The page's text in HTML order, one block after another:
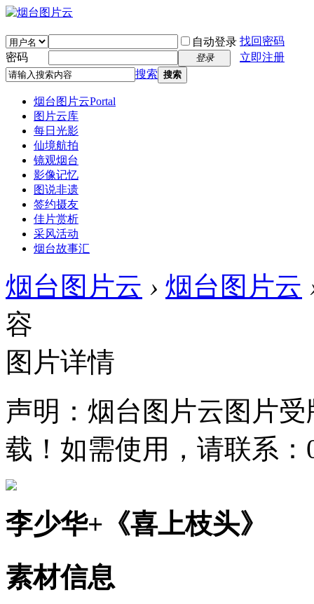
自动登录 找回密码
密码
登录
立即注册
搜索 搜索
烟台图片云Portal
图片云库
每日光影
仙境航拍
镜观烟台
影像记忆
图说非遗
签约摄友
佳片赏析
采风活动
烟台故事汇
烟台图片云 › 烟台图片云
容
图片详情
声明：烟台图片云图片
载！如需使用，请联系：
李少华+《喜上枝头》
素材信息